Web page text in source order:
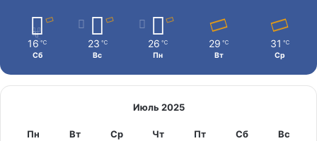
16 ℃
Сб
23 ℃
Вс
26 ℃
Пн
29 ℃
Вт
31 ℃
Ср
Июль 2025
Пн Вт Ср Чт Пт Сб Вс